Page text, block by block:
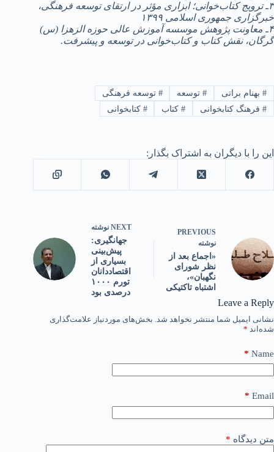
۳ـ ترویج کتاب‌خوانی؛ ابزاری مؤثر در ارتقای توسعه فرهنگی،
خبرگزاری جمهوری اسلامی ۱۳۹۹
۴ـ معاونت پژوهش موسسه آموزش عالی حوزه الزهزا (س)
گرگان، نقش کتاب و کتاب‌خوانی در توسعه و پیشرفت.
#بهنام براتی #توسعه # توسعه فرهنگی
#فرهنگ کتابخوانی #کتاب # کتابخوانی
این را با دیگران به اشتراک بگذار:
PREVIOUS
نوشته
«اجماع بعد از
نظر شورای
نگهبان»،
اشتباه تاكتيكی
NEXT نوشته
جهانگیری:
پیش‌بینی
بسیاری از
اقتصاددانان
تورم ۱۰۰۰
درصدی بود
Leave a Reply
نشانی ایمیل شما منتشر نخواهد شد. بخش‌های موردنیاز علامت‌گذاری
شده‌اند *
Name
*
Email
*
متن دیدگاه *